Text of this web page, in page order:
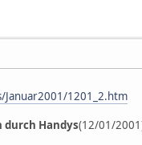
1201_2.htm
durch Handys(12/01/